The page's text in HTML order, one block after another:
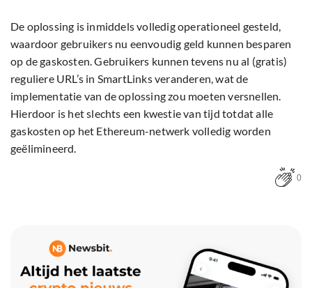
De oplossing is inmiddels volledig operationeel gesteld,
waardoor gebruikers nu eenvoudig geld kunnen besparen
op de gaskosten. Gebruikers kunnen tevens nu al (gratis)
reguliere URL’s in SmartLinks veranderen, wat de
implementatie van de oplossing zou moeten versnellen.
Hierdoor is het slechts een kwestie van tijd totdat alle
gaskosten op het Ethereum-netwerk volledig worden
geëlimineerd.
0